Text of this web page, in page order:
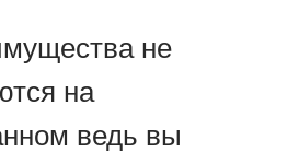
не
на
ведь вы